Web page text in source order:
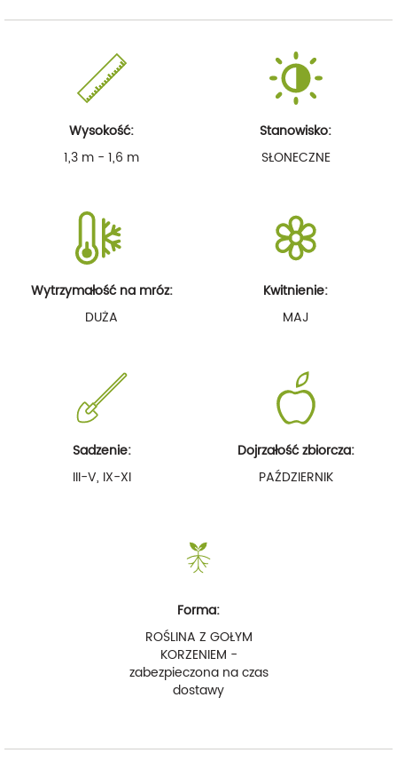
Wysokość:
1,3 m - 1,6 m
Stanowisko:
SŁONECZNE
Wytrzymałość na mróz:
DUŻA
Kwitnienie:
MAJ
Sadzenie:
III-V, IX-XI
Dojrzałość zbiorcza:
PAŹDZIERNIK
Forma:
ROŚLINA Z GOŁYM
KORZENIEM -
zabezpieczona na czas
dostawy